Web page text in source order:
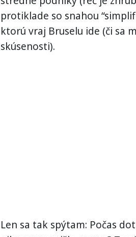
protiklade so snahou
ktorú vraj Bruselu ide (či sa
skúsenosti).
Len sa tak spýtam: Počas